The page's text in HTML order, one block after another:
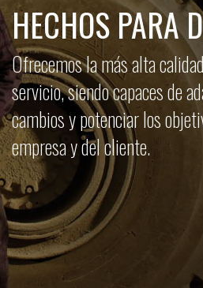
HECHOS PARA
Ofrecemos la más alta
servicio, siendo capaces de
cambios y potenciar los
empresa y del cliente.